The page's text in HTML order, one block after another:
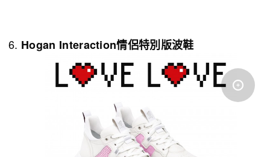
Hogan Interaction情侶特別版波鞋